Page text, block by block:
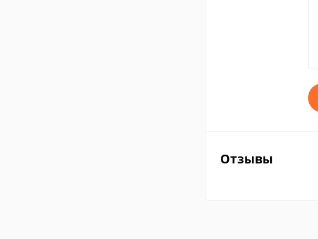
Отзывы